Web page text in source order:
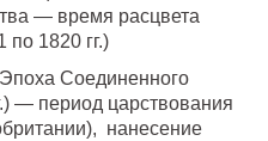
— время расцвета
по 1820 гг.)
Соединенного
— период царствования
нанесение